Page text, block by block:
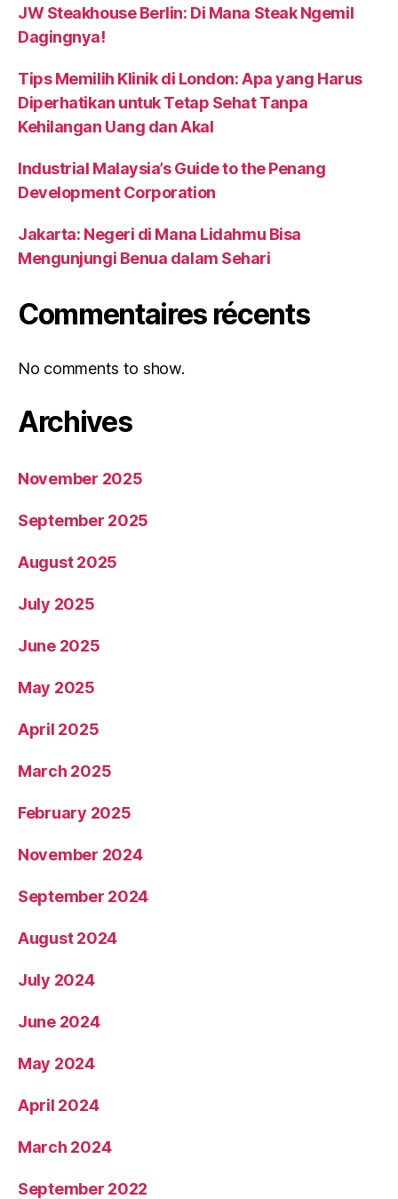
JW Steakhouse Berlin: Di Mana Steak Ngemil
Dagingnya!
Tips Memilih Klinik di London: Apa yang Harus
Diperhatikan untuk Tetap Sehat Tanpa
Kehilangan Uang dan Akal
Industrial Malaysia’s Guide to the Penang
Development Corporation
Jakarta: Negeri di Mana Lidahmu Bisa
Mengunjungi Benua dalam Sehari
Commentaires récents
No comments to show.
Archives
November 2025
September 2025
August 2025
July 2025
June 2025
May 2025
April 2025
March 2025
February 2025
November 2024
September 2024
August 2024
July 2024
June 2024
May 2024
April 2024
March 2024
September 2022